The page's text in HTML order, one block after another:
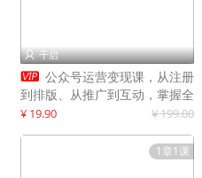
 千启
 公众号运营变现课，从注册
到排版、从推广到互动，掌握全
流程，开启个人品牌月入
¥ 19.90 ¥ 199.00
1章1课